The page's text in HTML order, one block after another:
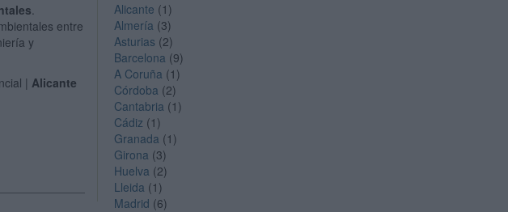
.
entre
y
|Alicante
Alicante (1)
Almería (3)
Asturias (2)
Barcelona (9)
A Coruña (1)
Córdoba (2)
Cantabria (1)
Cádiz (1)
Granada (1)
Girona (3)
Huelva (2)
Lleida (1)
Madrid (6)